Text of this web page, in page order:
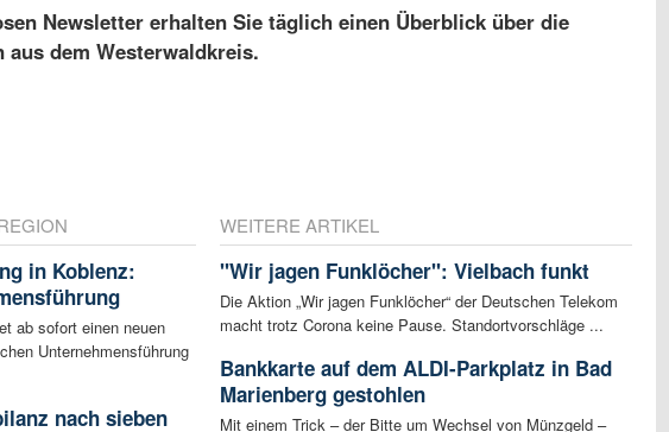
Newsletter erhalten Sie täglich einen Überblick über die
dem Westerwaldkreis.
in Koblenz:
ab sofort einen neuen
Unternehmensführung
nach sieben
WEITERE ARTIKEL
"Wir jagen Funklöcher": Vielbach funkt
Die Aktion „Wir jagen Funklöcher“ der Deutschen Telekom
macht trotz Corona keine Pause. Standortvorschläge ...
Bankkarte auf dem ALDI-Parkplatz in Bad
Marienberg gestohlen
Mit einem Trick – der Bitte um Wechsel von Münzgeld –